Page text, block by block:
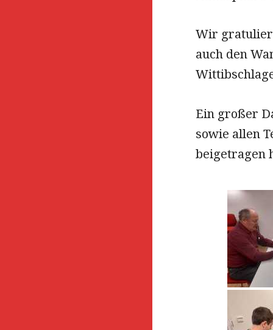
Wir
auch den
Ein großer
sowie allen
beigetragen